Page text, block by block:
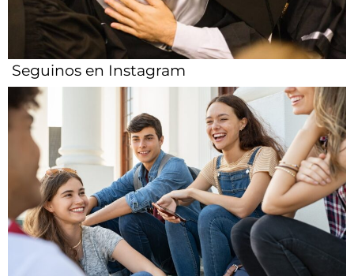
Seguinos en Instagram